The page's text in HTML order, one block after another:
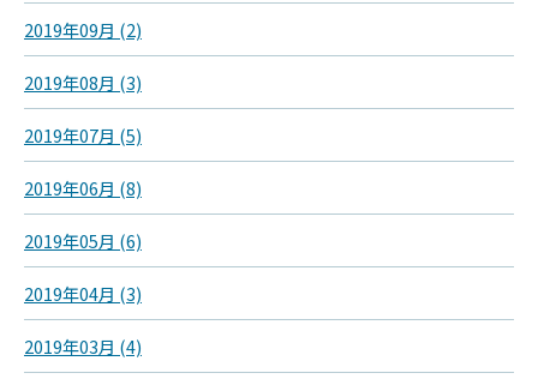
2019年09月 (2)
2019年08月 (3)
2019年07月 (5)
2019年06月 (8)
2019年05月 (6)
2019年04月 (3)
2019年03月 (4)